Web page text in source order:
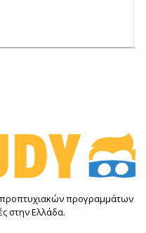
προγραμμάτων
στην Ελλάδα.